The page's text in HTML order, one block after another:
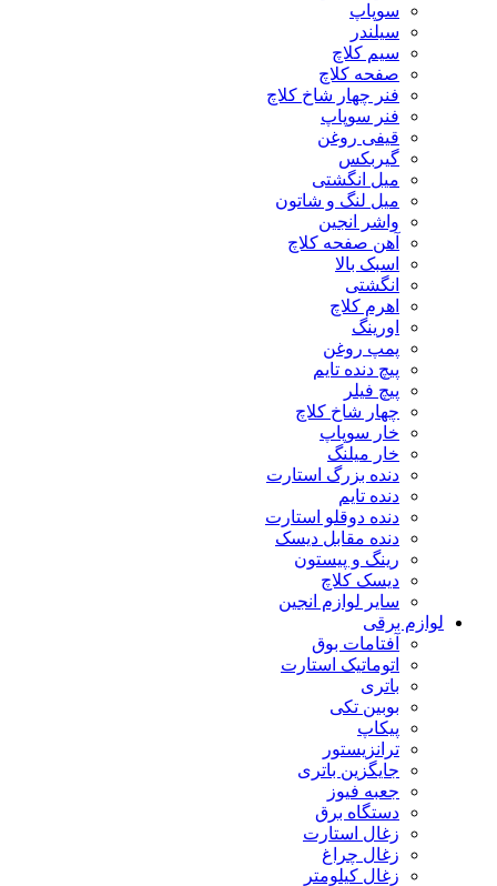
سوپاپ
سیلندر
سیم کلاچ
صفحه کلاچ
فنر چهار شاخ کلاچ
فنر سوپاپ
قیفی روغن
گیربکس
میل انگشتی
میل لنگ و شاتون
واشر انجین
آهن صفحه کلاچ
اسبک بالا
انگشتی
اهرم کلاچ
اورینگ
پمپ روغن
پیچ دنده تایم
پیچ فیلر
چهار شاخ کلاچ
خار سوپاپ
خار میلنگ
دنده بزرگ استارت
دنده تایم
دنده دوقلو استارت
دنده مقابل دیسک
رینگ و پیستون
دیسک کلاچ
سایر لوازم انجین
لوازم برقی
آفتامات بوق
اتوماتیک استارت
باتری
بوبین تکی
پیکاپ
ترانزیستور
جایگزین باتری
جعبه فیوز
دستگاه برق
زغال استارت
زغال چراغ
زغال کیلومتر